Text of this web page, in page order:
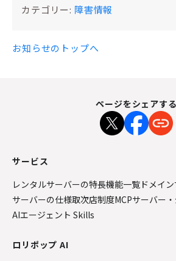
カテゴリー: 障害情報
お知らせのトップへ
ページをシェアする
サービス
レンタルサーバーの特長機能一覧 ドメイ
サーバーの仕様取次店制度MCPサーバー
AIエージェント Skills
ロリポップ AI